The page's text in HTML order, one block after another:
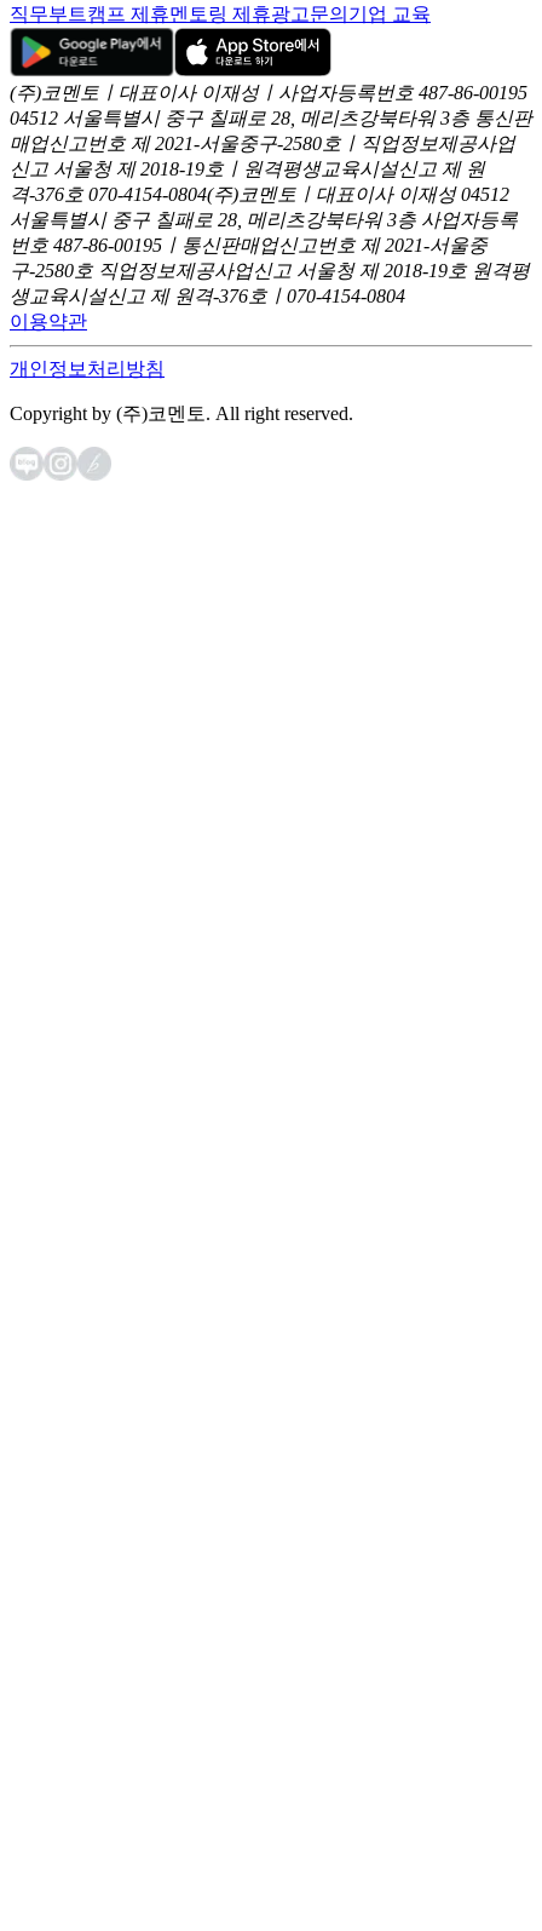
직무부트캠프 제휴멘토링 제휴광고문의 기업 교육
(주)코멘토ㅣ대표이사 이재성ㅣ사업자등록번호 487-86-00195
04512 서울특별시 중구 칠패로 28, 메리츠강북타워 3층 통신판
매업신고번호 제 2021-서울중구-2580호ㅣ직업정보제공사업
신고 서울청 제 2018-19호ㅣ원격평생교육시설신고 제 원
격-376호 070-4154-0804(주)코멘토ㅣ대표이사 이재성 04512
서울특별시 중구 칠패로 28, 메리츠강북타워 3층 사업자등록
번호 487-86-00195ㅣ통신판매업신고번호 제 2021-서울중
구-2580호 직업정보제공사업신고 서울청 제 2018-19호 원격평
생교육시설신고 제 원격-376호ㅣ070-4154-0804
이용약관
개인정보처리방침
Copyright by (주)코멘토. All right reserved.